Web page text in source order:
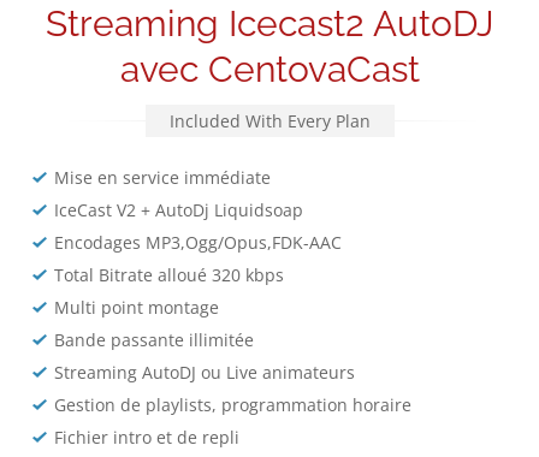
Streaming Icecast2 AutoDJ
avec CentovaCast
Included With Every Plan
Mise en service immédiate
IceCast V2 + AutoDj Liquidsoap
Encodages MP3,Ogg/Opus,FDK-AAC
Total Bitrate alloué 320 kbps
Multi point montage
Bande passante illimitée
Streaming AutoDJ ou Live animateurs
Gestion de playlists, programmation horaire
Fichier intro et de repli